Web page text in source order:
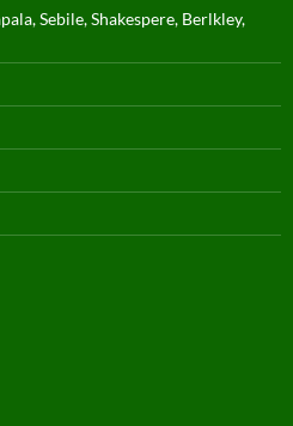
Sebile, Shakespere, Berlkley,